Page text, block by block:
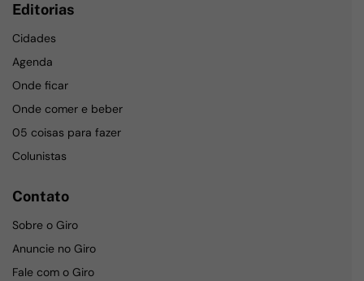
Editorias
Cidades
Agenda
Onde ficar
Onde comer e beber
05 coisas para fazer
Colunistas
Contato
Sobre o Giro
Anuncie no Giro
Fale com o Giro